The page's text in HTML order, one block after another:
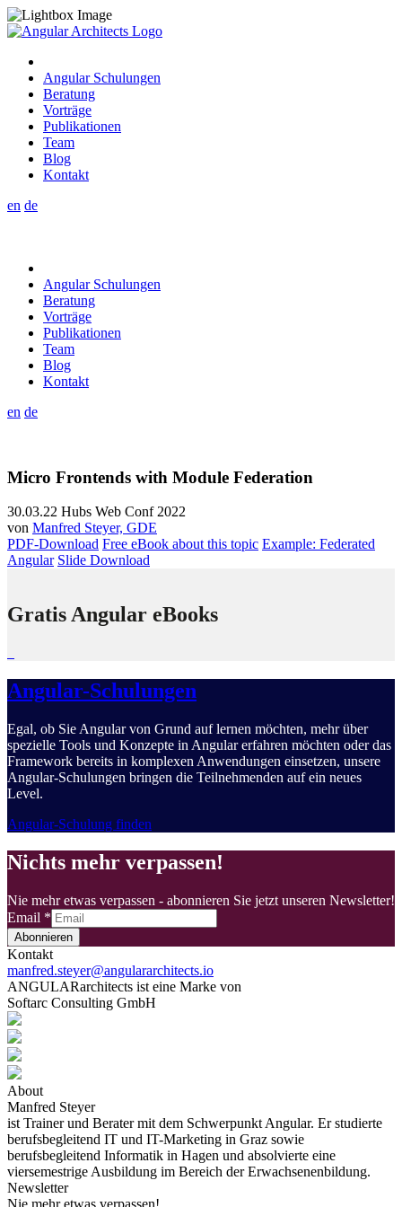
Angular Schulungen
Beratung
Vorträge
Publikationen
Team
Blog
Kontakt
en de
Angular Schulungen
Beratung
Vorträge
Publikationen
Team
Blog
Kontakt
en de
Micro Frontends with Module Federation
30.03.22 Hubs Web Conf 2022
von Manfred Steyer, GDE
PDF-Download Free eBook about this topic Example: Federated
Angular Slide Download
Gratis Angular eBooks
Angular-Schulungen
Egal, ob Sie Angular von Grund auf lernen möchten, mehr über
spezielle Tools und Konzepte in Angular erfahren möchten oder das
Framework bereits in komplexen Anwendungen einsetzen, unsere
Angular-Schulungen bringen die Teilnehmenden auf ein neues
Level.
Angular-Schulung finden
Nichts mehr verpassen!
Nie mehr etwas verpassen - abonnieren Sie jetzt unseren Newsletter!
Email *
Abonnieren
Kontakt
manfred.steyer@angulararchitects.io
ANGULARarchitects ist eine Marke von
Softarc Consulting GmbH
About
Manfred Steyer
ist Trainer und Berater mit dem Schwerpunkt Angular. Er studierte
berufsbegleitend IT und IT-Marketing in Graz sowie
berufsbegleitend Informatik in Hagen und absolvierte eine
viersemestrige Ausbildung im Bereich der Erwachsenenbildung.
Newsletter
Nie mehr etwas verpassen!